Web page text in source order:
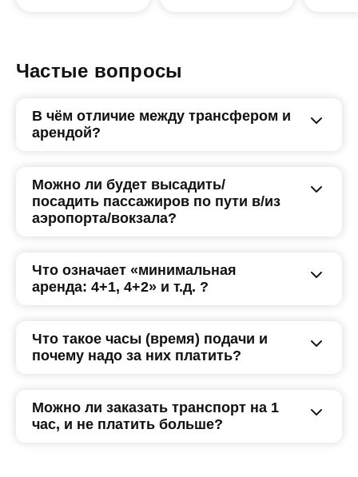
Частые вопросы
В чём отличие между трансфером и
арендой?
Можно ли будет высадить/
посадить пассажиров по пути в/из
аэропорта/вокзала?
Что означает «минимальная
аренда: 4+1, 4+2» и т.д. ?
Что такое часы (время) подачи и
почему надо за них платить?
Можно ли заказать транспорт на 1
час, и не платить больше?